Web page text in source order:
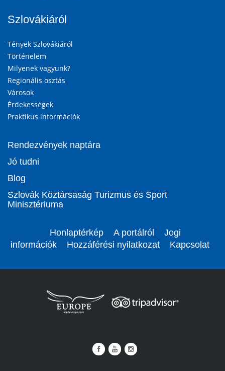
Szlovákiáról
Tények Szlovákiáról
Történelem
Milyenek vagyunk?
Regionális osztás
Városok
Érdekességek
Praktikus információk
Rendezvények naptára
Jó tudni
Blog
Szlovák Köztársaság Turizmus és Sport
Minisztériuma
Honlaptérkép A portálról
Jogi
információk
Hozzáférési nyilatkozat Kapcsolat